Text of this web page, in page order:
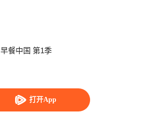
打开App
早餐中国 第1季